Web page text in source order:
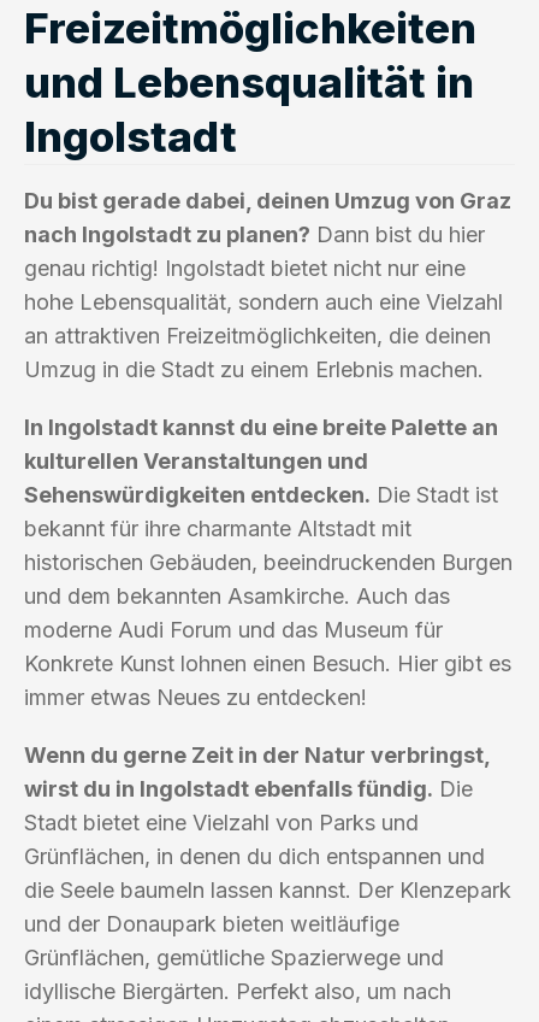
Freizeitmöglichkeiten
und Lebensqualität in
Ingolstadt
Du bist gerade dabei, deinen Umzug von Graz
nach Ingolstadt zu planen? Dann bist du hier
genau richtig! Ingolstadt bietet nicht nur eine
hohe Lebensqualität, sondern auch eine Vielzahl
an attraktiven Freizeitmöglichkeiten, die deinen
Umzug in die Stadt zu einem Erlebnis machen.
In Ingolstadt kannst du eine breite Palette an
kulturellen Veranstaltungen und
Sehenswürdigkeiten entdecken. Die Stadt ist
bekannt für ihre charmante Altstadt mit
historischen Gebäuden, beeindruckenden Burgen
und dem bekannten Asamkirche. Auch das
moderne Audi Forum und das Museum für
Konkrete Kunst lohnen einen Besuch. Hier gibt es
immer etwas Neues zu entdecken!
Wenn du gerne Zeit in der Natur verbringst,
wirst du in Ingolstadt ebenfalls fündig. Die
Stadt bietet eine Vielzahl von Parks und
Grünflächen, in denen du dich entspannen und
die Seele baumeln lassen kannst. Der Klenzepark
und der Donaupark bieten weitläufige
Grünflächen, gemütliche Spazierwege und
idyllische Biergärten. Perfekt also, um nach